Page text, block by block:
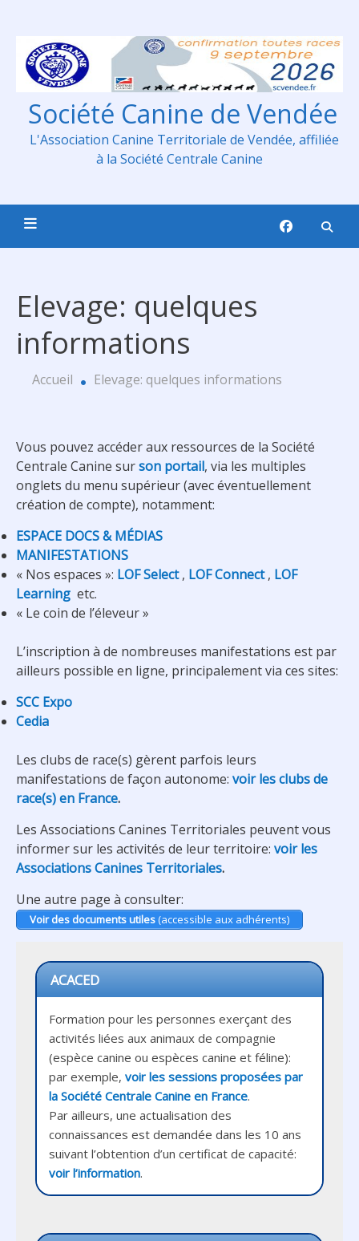
content
Société Canine de Vendée
L'Association Canine Territoriale de Vendée, affiliée
à la Société Centrale Canine
Elevage: quelques
informations
Accueil Elevage: quelques informations
Vous pouvez accéder aux ressources de la Société
Centrale Canine surson portail, via les multiples
onglets du menu supérieur (avec éventuellement
création de compte), notamment:
ESPACE DOCS & MÉDIAS
MANIFESTATIONS
« Nos espaces »: LOF Select, LOF Connect, LOF
Learning etc.
« Le coin de l’éleveur »
L’inscription à de nombreuses manifestations est par
ailleurs possible en ligne, principalement via ces sites:
SCC Expo
Cedia
Les clubs de race(s) gèrent parfois leurs
manifestations de façon autonome: voir les clubs de
race(s) en France.
Les Associations Canines Territoriales peuvent vous
informer sur les activités de leur territoire: voir les
Associations Canines Territoriales.
Une autre page à consulter:
Voir des documents utiles (accessible aux adhérents)
ACACED
Formation pour les personnes exerçant des
activités liées aux animaux de compagnie
(espèce canine ou espèces canine et féline):
par exemple, voir les sessions proposées par
la Société Centrale Canine en France.
Par ailleurs, une actualisation des
connaissances est demandée dans les 10 ans
voir l’information.